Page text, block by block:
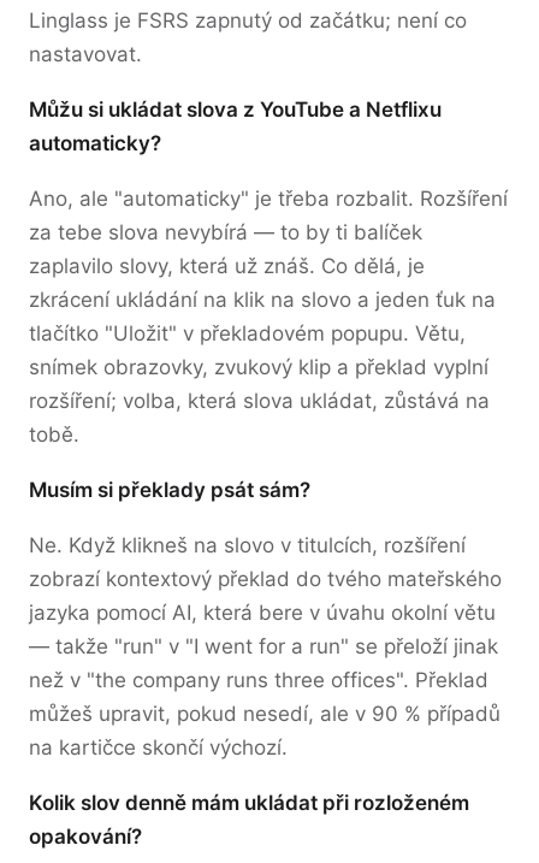
Linglass je FSRS zapnutý od začátku; není co
nastavovat.
Můžu si ukládat slova z YouTube a Netflixu
automaticky?
Ano, ale "automaticky" je třeba rozbalit. Rozšíření
za tebe slova nevybírá — to by ti balíček
zaplavilo slovy, která už znáš. Co dělá, je
zkrácení ukládání na klik na slovo a jeden ťuk na
tlačítko "Uložit" v překladovém popupu. Větu,
snímek obrazovky, zvukový klip a překlad vyplní
rozšíření; volba, která slova ukládat, zůstává na
tobě.
Musím si překlady psát sám?
Ne. Když klikneš na slovo v titulcích, rozšíření
zobrazí kontextový překlad do tvého mateřského
jazyka pomocí AI, která bere v úvahu okolní větu
— takže "run" v "I went for a run" se přeloží jinak
než v "the company runs three offices". Překlad
můžeš upravit, pokud nesedí, ale v 90 % případů
na kartičce skončí výchozí.
Kolik slov denně mám ukládat při rozloženém
opakování?